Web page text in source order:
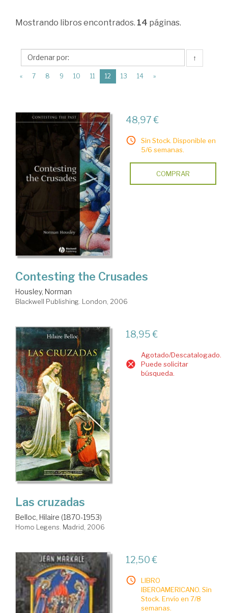
Ciencias
>
Historia
Historia
Medieval
>
Cruzadas,
Templarios
Ordenes
Militares
Mostrando libros encontrados. 14 páginas.
↑
« 7 8 9 10 11 12 (current)
13 14 »
48,97 €
Sin Stock. Disponible en
5/6 semanas.
COMPRAR
Contesting the Crusades
Housley, Norman
Blackwell Publishing. London, 2006
18,95 €
Agotado/Descatalogado.
Puede solicitar
búsqueda.
Las cruzadas
Belloc, Hilaire (1870-1953)
Homo Legens. Madrid, 2006
12,50 €
LIBRO
IBEROAMERICANO. Sin
Stock. Envío en 7/8
semanas.